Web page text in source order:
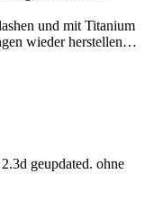
und mit Titanium
wieder herstellen…
geupdated. ohne